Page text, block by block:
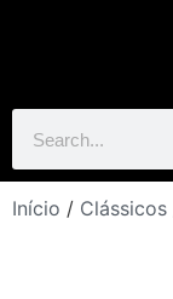
Início / Clássicos